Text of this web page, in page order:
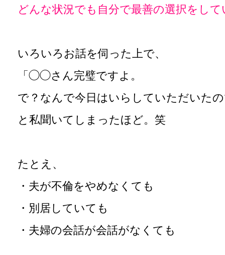
どんな状況でも自分で最善の選択をし
いろいろお話を伺った上で、
「◯◯さん完璧ですよ。
で？なんで今日はいらしていただいた
と私聞いてしまったほど。笑
たとえ、
・夫が不倫をやめなくても
・別居していても
・夫婦の会話が会話がなくても